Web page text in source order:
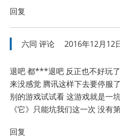
回复
六同 评论 2016年12月12
退吧 都***退吧 反正也不好玩
来没感觉 腾讯这样下去要停服
别的游戏试试看 这游戏就是一
《它》只能坑我们这一次 没有
回复